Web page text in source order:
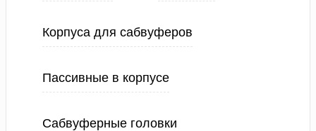
Корпуса для сабвуферов
Пассивные в корпусе
Сабвуферные головки